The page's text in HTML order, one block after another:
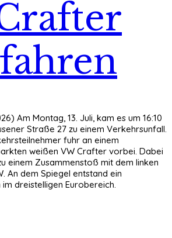
Am Montag, 13. Juli, kam es um 16:10
Straße 27 zu einem Verkehrsunfall.
fuhr an einem
weißen VW Crafter vorbei. Dabei
einem Zusammenstoß mit dem linken
An dem Spiegel entstand ein
dreistelligen Eurobereich.